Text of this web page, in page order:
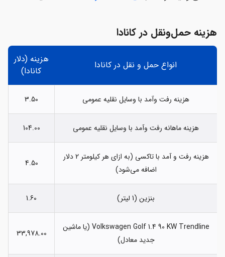
هزینه حمل‌ونقل در کانادا
انواع حمل و نقل در کانادا
هزینه (دلار
کانادا)
هزینه رفت وآمد با وسایل نقلیه عمومی 3.50
هزینه ماهانه رفت وآمد با وسایل نقلیه عمومی 104.00
هزینه رفت و آمد با تاکسی (به ازای هر کیلومتر 2 دلار
اضافه می‌شود)
4.50
بنزین (1 لیتر) 1.60
Volkswagen Golf 1.4 90 KW Trendline (یا ماشین
جدید معادل)
33,978.00